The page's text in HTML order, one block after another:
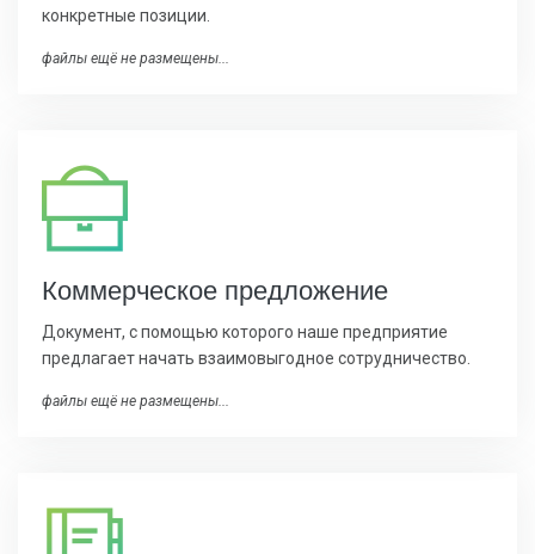
конкретные позиции.
файлы ещё не размещены...
Коммерческое предложение
Документ, с помощью которого наше предприятие
предлагает начать взаимовыгодное сотрудничество.
файлы ещё не размещены...